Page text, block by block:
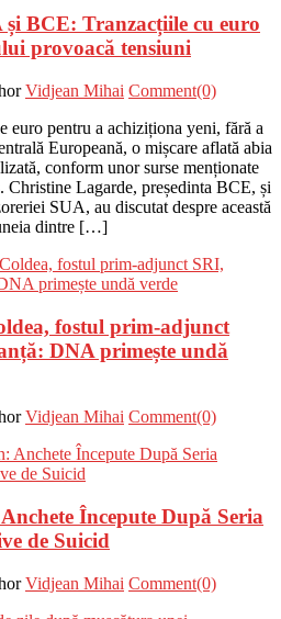
BCE: Tranzacțiile cu euro
provoacă tensiuni
Vidjean Mihai Comment(0)
euro pentru a achiziționa yeni, fără a
Europeană, o mișcare aflată abia
conform unor surse menționate
Christine Lagarde, președinta BCE, și
SUA, au discutat despre această
dintre […]
fostul prim-adjunct
DNA primește undă
Vidjean Mihai Comment(0)
Începute După Seria
de Suicid
Vidjean Mihai Comment(0)